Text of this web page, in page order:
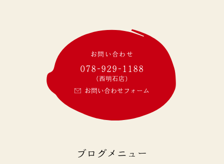
お問い合わせ
078-929-1188
(西明石店)
お問い合わせフォーム
ブログメニュー